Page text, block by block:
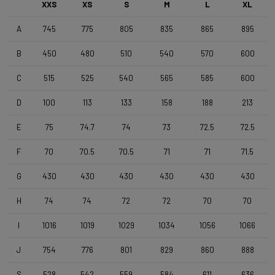
Rueda delantera
Rueda trasera
4ZA Norte G R 24TLR - 3BFdb GEN3 SHI - TML D1061
Terreno T30 700x40c/Rigid/Full Black OEM
4ZA Stratos Gravel 420/480
Potencia
XXS XS S M L XL
A 745 775 805 835 865 895
B 450 480 510 540 570 600
C 515 525 540 565 585 600
D 100 113 133 158 188 213
E 75 74.7 74 73 72.5 72.5
F 70 70.5 70.5 71 71 71.5
G 430 430 430 430 430 430
H 74 74 72 72 70 70
I 1016 1019 1029 1034 1056 1066
J 754 776 801 829 860 888